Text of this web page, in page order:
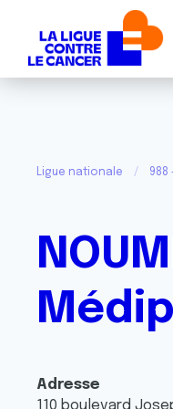
Ligue nationale 988
Adresse
110 boulevard